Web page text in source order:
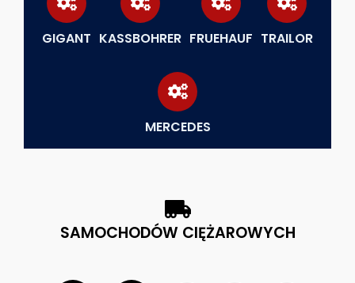
GIGANT KASSBOHRER FRUEHAUF TRAILOR
MERCEDES
SAMOCHODÓW CIĘŻAROWYCH